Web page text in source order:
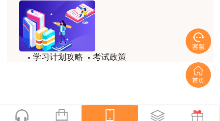
非常非常非常非常棒！！!！
用户m2****66
非常非常非常非常棒！！!！
土建计量这门课我听了门金瑞和孙琦两位老师的课
试，非常感谢两位老师的课程。
学习计划攻略
考试政策